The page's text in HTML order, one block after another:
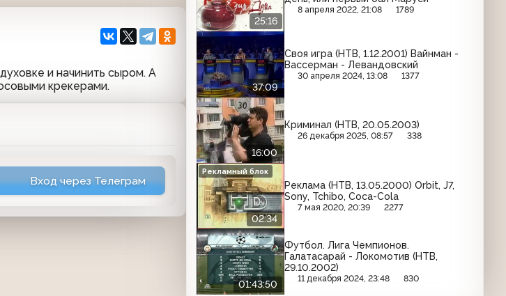
и начинить сыром. А
крекерами.
Вход через Телеграм
25:16
8 апреля 2022, 21:08 1789
37:09
Своя игра (НТВ, 1.12.2001) Вайнман -
Вассерман - Левандовский
30 апреля 2024, 13:08 1377
16:00
Криминал (НТВ, 20.05.2003)
26 декабря 2025, 08:57 338
02:34
Реклама (НТВ, 13.05.2000) Orbit, J7,
Sony, Tchibo, Coca-Cola
7 мая 2020, 20:39 2277
Рекламный блок
01:43:50
Футбол. Лига Чемпионов.
Галатасарай - Локомотив (НТВ,
29.10.2002)
11 декабря 2024, 23:48 830